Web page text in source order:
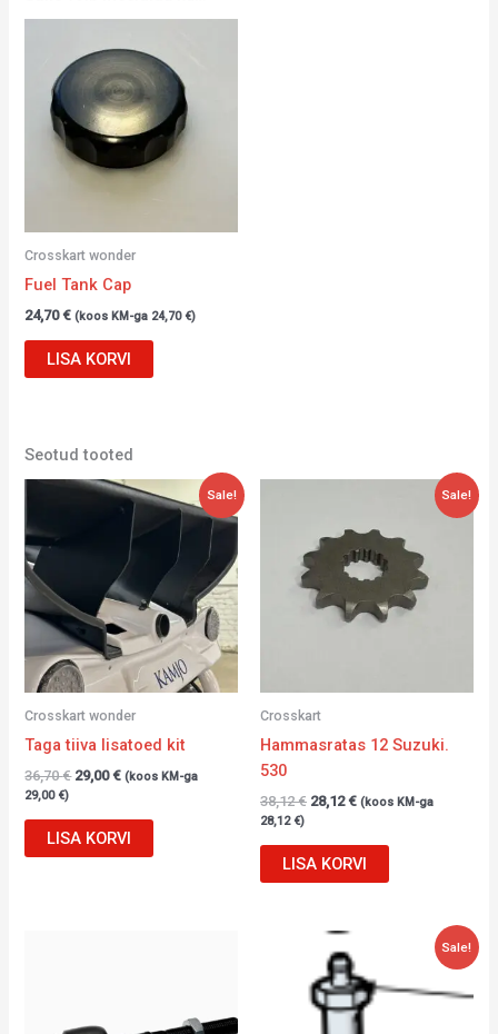
Crosskart wonder
Fuel Tank Cap
24,70€ (koos KM-ga 24,70 €)
LISA KORVI
Seotud tooted
Sale!
Crosskart wonder
Taga tiiva lisatoed kit
36,70€
Algne
29,00€
Current
price
is:
29,00 €.
(koos KM-ga
29,00 €)
LISA KORVI
Sale!
Crosskart
Hammasratas 12 Suzuki.
530
38,12€
38,12 €.
28,12€
28,12 €.
(koos KM-ga
28,12 €)
LISA KORVI
Sale!
Algne
hind
oli:
40,37 €.
is:
16,00 €.